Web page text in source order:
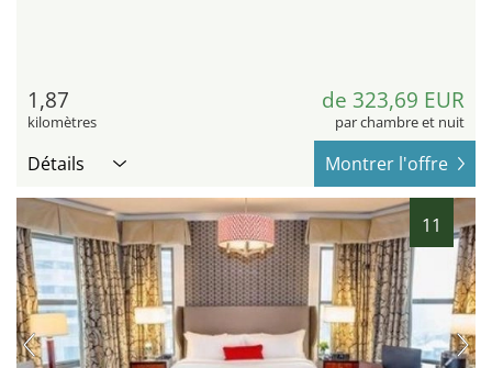
1,87
kilomètres
de 323,69 EUR
par chambre et nuit
Détails Montrer l'offre
11